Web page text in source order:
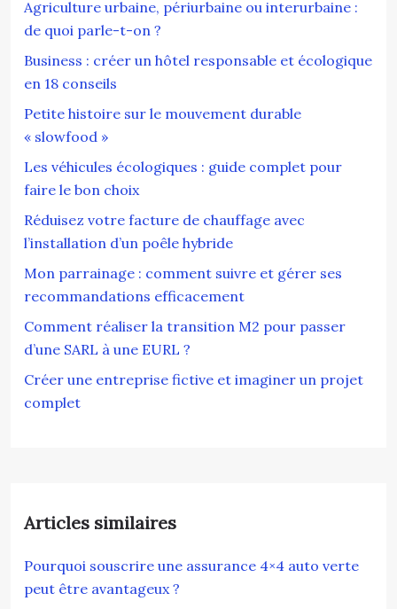
Agriculture urbaine, périurbaine ou interurbaine :
de quoi parle-t-on ?
Business : créer un hôtel responsable et écologique
en 18 conseils
Petite histoire sur le mouvement durable
« slowfood »
Les véhicules écologiques : guide complet pour
faire le bon choix
Réduisez votre facture de chauffage avec
l’installation d’un poêle hybride
Mon parrainage : comment suivre et gérer ses
recommandations efficacement
Comment réaliser la transition M2 pour passer
d’une SARL à une EURL ?
Créer une entreprise fictive et imaginer un projet
complet
Articles similaires
Pourquoi souscrire une assurance 4×4 auto verte
peut être avantageux ?